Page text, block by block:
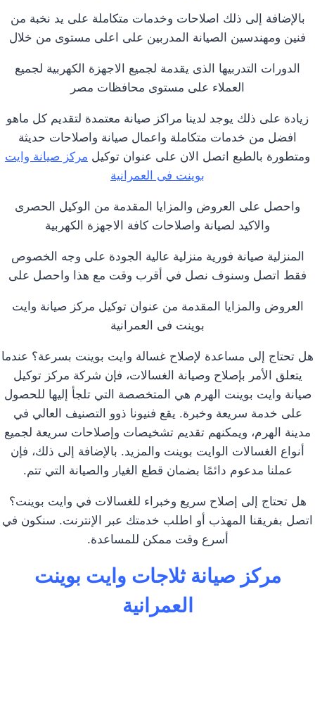
بالإضافة إلى ذلك اصلاحات وخدمات متكاملة على يد نخبة من
فنين ومهندسين الصيانة المدربين على اعلى مستوى من خلال
الدورات التدربيها الذى يقدمة لجميع الاجهزة الكهربية لجميع
العملاء على مستوى محافظات مصر
زيادة على ذلك يوجد لدينا مراكز صيانة معتمدة لتقديم كل ماهو
افضل من خدمات متكاملة واعمال صيانة واصلاحات حديثة
ومتطورة بالطبع اتصل الان على عنوان توكيل مركز صيانة وايت
بوينت فى العمرانية
واحصل على العروض والمزايا المقدمة من الوكيل الحصرى
والاكيد لصيانة واصلاحات كافة الاجهزة الكهربية
المنزلية صيانة فورية منزلية عالية الجودة على وجه الخصوص
فقط اتصل وسنوف نصل في أقرب وقت مع هذا واحصل على
العروض والمزايا المقدمة من عنوان توكيل مركز صيانة وايت
بوينت فى العمرانية
هل تحتاج إلى مساعدة لإصلاح غسالة وايت بوينت بسرعة؟ عندما
يتعلق الأمر بإصلاح وصيانة الغسالات، فإن شركة مركز توكيل
صيانة وايت بوينت الهرم هي المتخصصة التي تلجأ إليها للحصول
على خدمة سريعة وخبرة. يقع فنيونا ذوو التصنيف العالي في
مدينة الهرم، ويمكنهم تقديم تشخيصات وإصلاحات سريعة لجميع
أنواع الغسالات الوايت بوينت والمزيد. بالإضافة إلى ذلك، فإن
عملنا مدعوم دائمًا بضمان قطع الغيار والصيانة التي تتم.
هل تحتاج إلى إصلاح سريع وخبراء للغسالات في وايت بوينت؟
اتصل بفريقنا المهذب أو اطلب خدمتك عبر الإنترنت. سنكون في
أسرع وقت ممكن للمساعدة.
مركز صيانة ثلاجات وايت بوينت
العمرانية